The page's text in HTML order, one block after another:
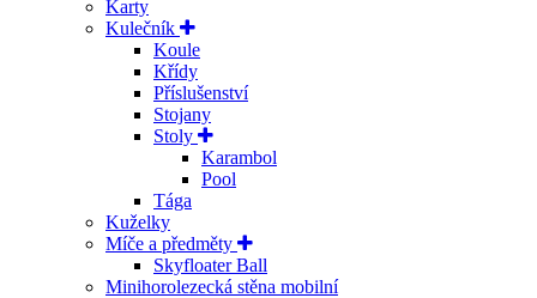
Karty
Kulečník
Koule
Křídy
Příslušenství
Stojany
Stoly
Karambol
Pool
Tága
Kuželky
Míče a předměty
Skyfloater Ball
Minihorolezecká stěna mobilní